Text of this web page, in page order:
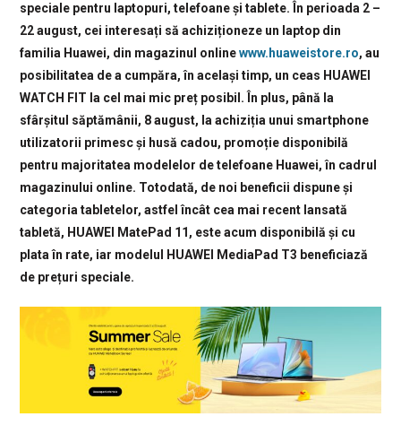
speciale pentru laptopuri, telefoane și tablete. În perioada 2 –
22 august, cei interesați să achiziționeze un laptop din
familia Huawei, din magazinul onlinewww.huaweistore.ro, au
posibilitatea de a cumpăra, în același timp, un ceas HUAWEI
WATCH FIT la cel mai mic preț posibil. În plus, până la
sfârșitul săptămânii, 8 august, la achiziția unui smartphone
utilizatorii primesc și husă cadou, promoție disponibilă
pentru majoritatea modelelor de telefoane Huawei, în cadrul
magazinului online. Totodată, de noi beneficii dispune și
categoria tabletelor, astfel încât cea mai recent lansată
tabletă, HUAWEI MatePad 11, este acum disponibilă și cu
plata în rate, iar modelul HUAWEI MediaPad T3 beneficiază
de prețuri speciale.